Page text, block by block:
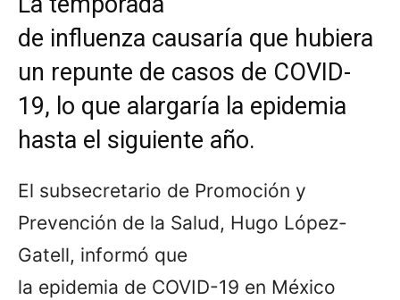
de influenza causaría que hubiera
un repunte de casos de COVID-
19, lo que alargaría la epidemia
hasta el siguiente año.
El subsecretario de Promoción y
Prevención de la Salud, Hugo López-
Gatell, informó que
la epidemia de COVID-19 en México